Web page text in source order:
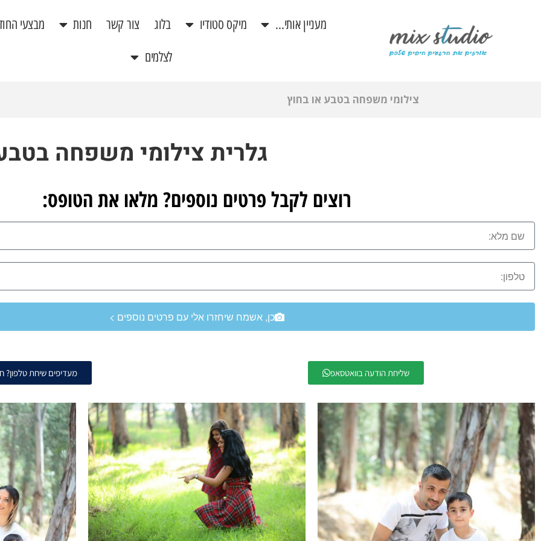
מעניין אותי… מיקס סטודיו בלוג צור קשר חנות
מבצעי
לצלמים
צילומי משפחה בטבע או בחוץ
גלרית צילומי משפחה
רוצים לקבל פרטים נוספים? מלאו את הטופס:
כן, אשמח שיחזרו אלי עם פרטים נוספים >
שליחת הודעה בוואטסאפ מעדיפים שיחת טלפון?